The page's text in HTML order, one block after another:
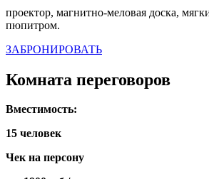
проектор, магнитно-меловая доска,
пюпитром.
ЗАБРОНИРОВАТЬ
Комната переговоров
Вместимость:
15 человек
Чек на персону